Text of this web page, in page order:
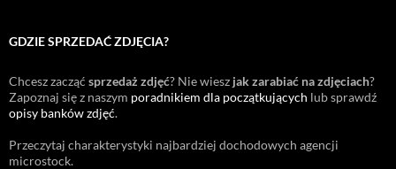
GDZIE SPRZEDAĆ ZDJĘCIA?
Chcesz zacząć sprzedaż zdjęć? Nie wiesz jak zarabiać na zdjęciach?
Zapoznaj się z naszym poradnikiem dla początkujących lub sprawdź
opisy banków zdjęć.
Przeczytaj charakterystyki najbardziej dochodowych agencji
microstock.